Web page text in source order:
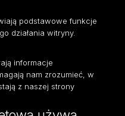
podstawowe funkcje
działania witryny.
informacje
nam zrozumieć, w
z naszej strony